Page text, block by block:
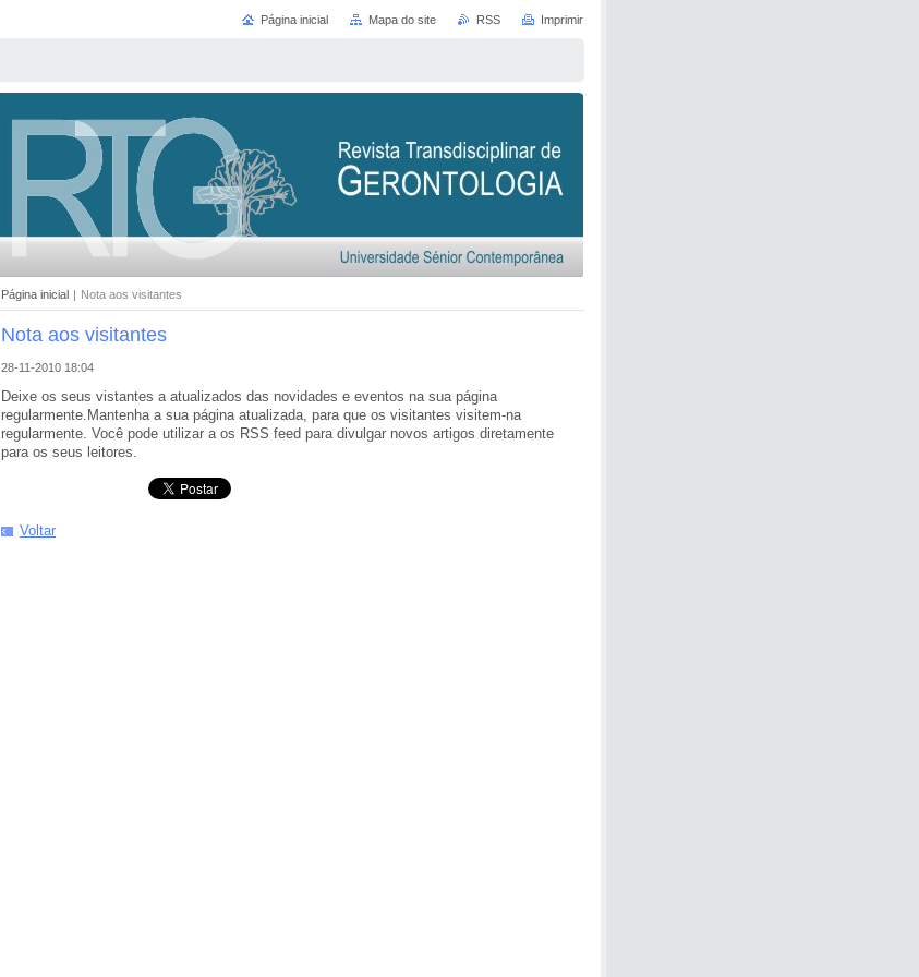
Página inicial | Nota aos visitantes
Nota aos visitantes
28-11-2010 18:04
Deixe os seus vistantes a atualizados das novidades e eventos na sua página
regularmente.Mantenha a sua página atualizada, para que os visitantes visitem-na
regularmente. Você pode utilizar a os RSS feed para divulgar novos artigos diretamente
para os seus leitores.
Voltar
Página inicial Mapa do site RSS Imprimir